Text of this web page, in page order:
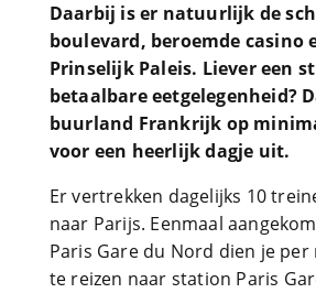
Daarbij is er natuurlijk de
boulevard, beroemde casino
Prinselijk Paleis. Liever een
betaalbare eetgelegenheid?
buurland Frankrijk op
voor een heerlijk dagje uit.
Er vertrekken dagelijks 10
naar Parijs. Eenmaal
Paris Gare du Nord dien je per
te reizen naar station Paris